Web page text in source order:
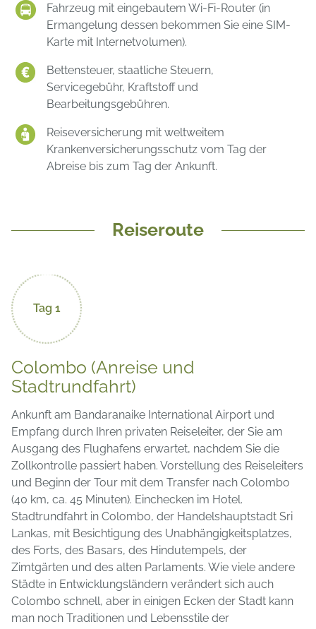
Fahrzeug mit eingebautem Wi-Fi-Router (in
Ermangelung dessen bekommen Sie eine SIM-
Karte mit Internetvolumen).
Bettensteuer, staatliche Steuern,
Servicegebühr, Kraftstoff und
Bearbeitungsgebühren.
Reiseversicherung mit weltweitem
Krankenversicherungsschutz vom Tag der
Abreise bis zum Tag der Ankunft.
Reiseroute
Colombo (Anreise und
Stadtrundfahrt)
Ankunft am Bandaranaike International Airport und
Empfang durch Ihren privaten Reiseleiter, der Sie am
Ausgang des Flughafens erwartet, nachdem Sie die
Zollkontrolle passiert haben. Vorstellung des Reiseleiters
und Beginn der Tour mit dem Transfer nach Colombo
(40 km, ca. 45 Minuten). Einchecken im Hotel.
Stadtrundfahrt in Colombo, der Handelshauptstadt Sri
Lankas, mit Besichtigung des Unabhängigkeitsplatzes,
des Forts, des Basars, des Hindutempels, der
Zimtgärten und des alten Parlaments. Wie viele andere
Städte in Entwicklungsländern verändert sich auch
Colombo schnell, aber in einigen Ecken der Stadt kann
man noch Traditionen und Lebensstile der
Tag 1